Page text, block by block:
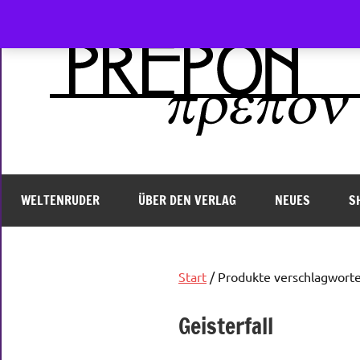
WELTENRUDER ÜBER DEN VERLAG NEUES
Start / Produkte
Geisterfall